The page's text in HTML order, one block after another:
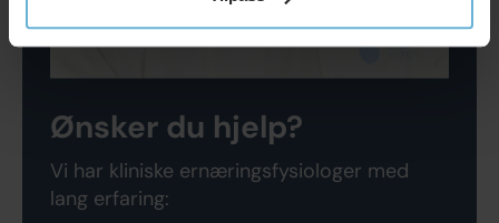
Ønsker du hjelp?
Vi har kliniske ernæringsfysiologer med
lang erfaring: